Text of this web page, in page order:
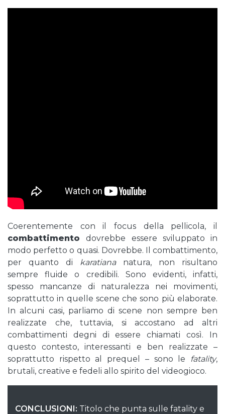
Coerentemente con il focus della pellicola, il
combattimentodovrebbe essere sviluppato in
modo perfetto o quasi. Dovrebbe. Il combattimento,
per quanto di karatiananatura, non risultano
sempre fluide o credibili. Sono evidenti, infatti,
spesso mancanze di naturalezza nei movimenti,
soprattutto in quelle scene che sono più elaborate.
In alcuni casi, parliamo di scene non sempre ben
realizzate che, tuttavia, si accostano ad altri
combattimenti degni di essere chiamati così. In
questo contesto, interessanti e ben realizzate –
soprattutto rispetto al prequel – sono le
fatality,
brutali, creative e fedeli allo spirito del videogioco.
CONCLUSIONI: Titolo che punta sulle fatality e